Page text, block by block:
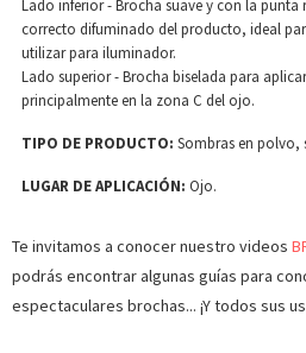
Lado inferior - Brocha suave y con la punta
correcto difuminado del producto, ideal
utilizar para iluminador.
Lado superior - Brocha biselada para
principalmente en la zona C del ojo.
TIPO DE PRODUCTO: Sombras en polvo,
LUGAR DE APLICACIÓN: Ojo.
Te invitamos a conocer nuestro videos
podrás encontrar algunas guías para
espectaculares brochas... ¡Y todos sus